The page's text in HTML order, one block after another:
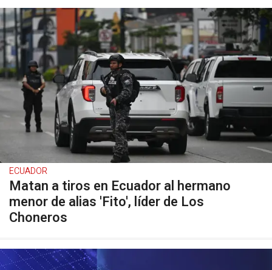
ECUADOR
Matan a tiros en Ecuador al hermano
menor de alias 'Fito', líder de Los
Choneros